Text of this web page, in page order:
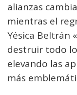
alianzas
mientras el
Yésica Beltrán
destruir todo
elevando las
más